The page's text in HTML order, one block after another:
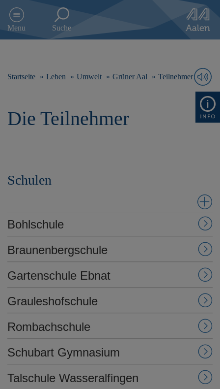
e
n
Menu Suche
Startseite Leben Umwelt Grüner Aal Teilnehmer
Die Teilnehmer
Schulen
Bohlschule
Braunenbergschule
Gartenschule Ebnat
Grauleshofschule
Rombachschule
Schubart Gymnasium
Talschule Wasseralfingen